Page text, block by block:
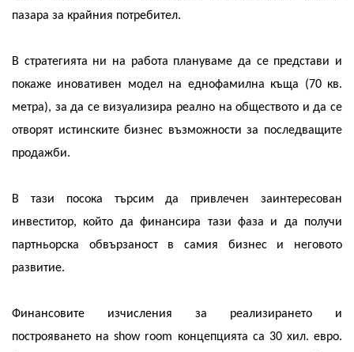
пазара за крайния потребител.
В стратегията ни на работа плануваме да се представи и
покаже иновативен модел на еднофамилна къща (70 кв.
метра), за да се визуализира реално на обществото и да се
отворят истинските бизнес възможности за последващите
продажби.
В тази посока търсим да привлечен заинтересован
инвеститор, който да финансира тази фаза и да получи
партньорска обвързаност в самия бизнес и неговото
развитие.
Финансовите изчисления за реализирането и
построяването наshow room концепцията са 30 хил. евро.